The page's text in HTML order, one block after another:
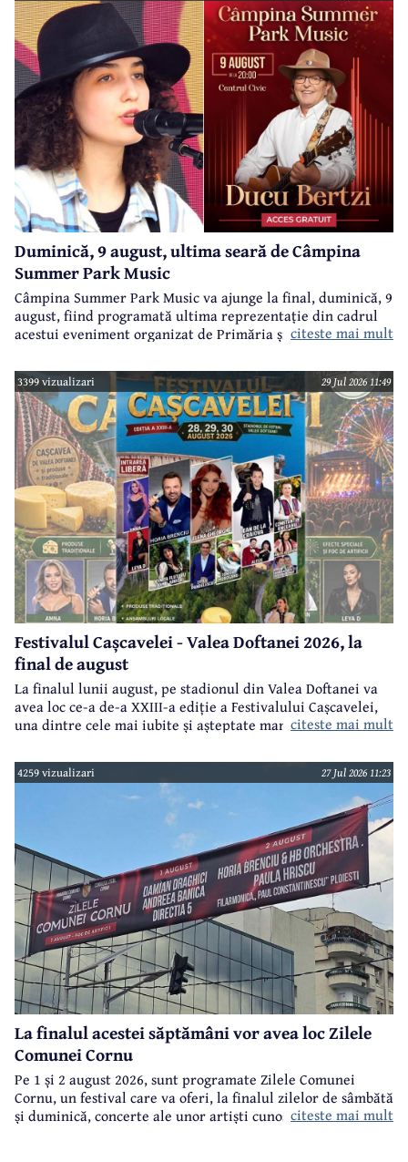
Duminică, 9 august, ultima seară de Câmpina
Summer Park Music
Câmpina Summer Park Music va ajunge la final, duminică, 9
august, fiind programată ultima reprezentație din cadrul
acestui eveniment organizat de Primăria și Consiliul Local
citeste mai mult
3399 vizualizari 29 Jul 2026 11:49
Festivalul Cașcavelei - Valea Doftanei 2026, la
final de august
La finalul lunii august, pe stadionul din Valea Doftanei va
avea loc ce-a de-a XXIII-a ediție a Festivalului Cașcavelei,
una dintre cele mai iubite și așteptate manifestări de acest
citeste mai mult
4259 vizualizari 27 Jul 2026 11:23
La finalul acestei săptămâni vor avea loc Zilele
Comunei Cornu
Pe 1 și 2 august 2026, sunt programate Zilele Comunei
Cornu, un festival care va oferi, la finalul zilelor de sâmbătă
și duminică, concerte ale unor artiști cunoscuți.citeste mai mult